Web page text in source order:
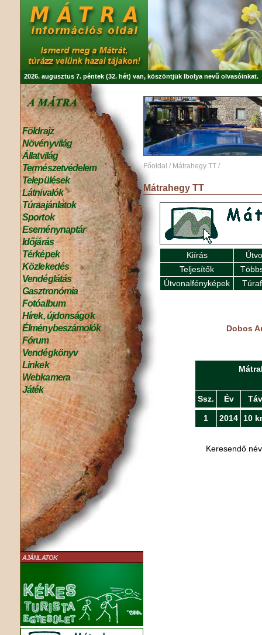
2026. augusztus 7. péntek (32. hét) van, köszöntjük Ibolya nevű olvasóinkat.
Földrajz
Növényvilág
Állatvilág
Természetvédelem
Települések
Látnivalók
Túraajánlatok
Sportok
Eseménynaptár
Időjárás
Térképek
Közlekedés
Vendéglátás
Gasztronómia
Fotóalbum
Hírek, újdonságok
Élménybeszámolók
Fórum
Vendégkönyv
Linkek
Webkamera
Játék
AJÁNLATOK
Főoldal / Mátrahegy TT /
Mátrahegy TT
Kiírás
Teljesítők
Útvonalfényképek
Dobos
Ssz. Év Táv
1 2014 10
Keresendő